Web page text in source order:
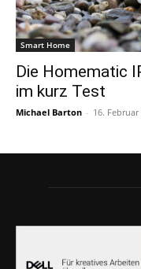
Smart Home
Die Homematic
im kurz Test
Michael Barton - 16. Februar